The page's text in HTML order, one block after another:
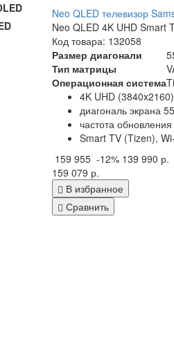
Neo QLED телевизор
Neo QLED 4K UHD Smart
Код товара: 132058
Размер диагонали
Тип матрицы
Операционная система
4K UHD
диагональ экрана
частота
Smart TV (Tizen),
159 955 -12% 139 990 р.
159 079 р.
В избранное
Сравнить